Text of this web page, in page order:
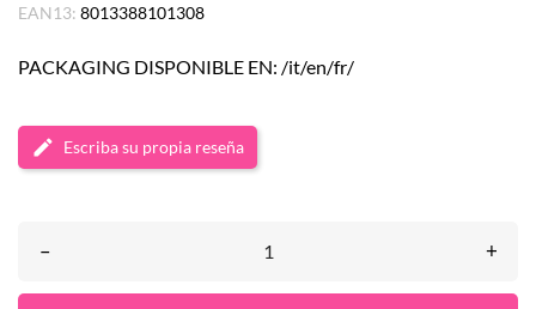
EAN13: 8013388101308
PACKAGING DISPONIBLE EN: /it/en/fr/
Escriba su propia reseña
– +